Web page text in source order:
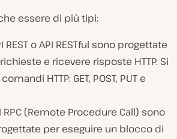
essere di più tipi:
REST o API RESTful sono progettate
e ricevere risposte HTTP. Si
HTTP: GET, POST, PUT e
RPC (Remote Procedure Call) sono
per eseguire un blocco di